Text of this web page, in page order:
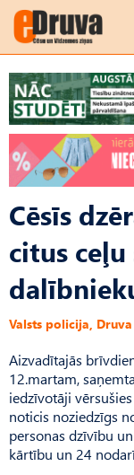
Cēsīs
citus ceļu
Valsts policija, Druva
Aizvadītajās
12.martam,
iedzīvotāji
noticis noziedzīgs
personas dzīvību
kārtību un 24